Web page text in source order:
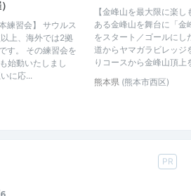
練習会】 サウルス
上、海外では2拠
す。 その練習会を
始動いたしまし
に応...
【金峰山を最大限に楽
ある金峰山を舞台に「金
をスタート／ゴールにし
道からヤマガラビレッジ
りコースから金峰山頂上
熊本県 (熊本市西区)
PR